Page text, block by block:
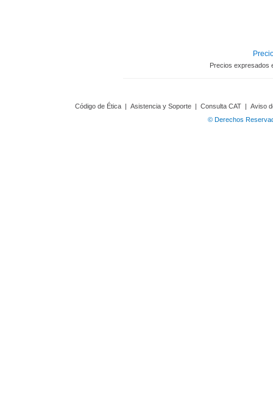
Precios expresados
Código de Ética | Asistencia y Soporte | Consulta CAT | Aviso
© Derechos